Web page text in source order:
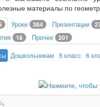
материалы по
Уроки 384 Презентации
18 Прочее 201
Дошкольникам 5 класс 6